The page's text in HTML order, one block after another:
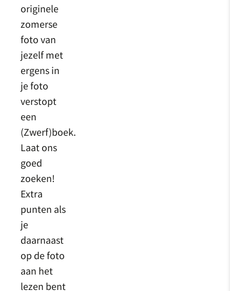
originele
zomerse
foto van
jezelf met
ergens in
je foto
verstopt
een
(Zwerf)boek.
Laat ons
goed
zoeken!
Extra
punten als
je
daarnaast
op de foto
aan het
lezen bent